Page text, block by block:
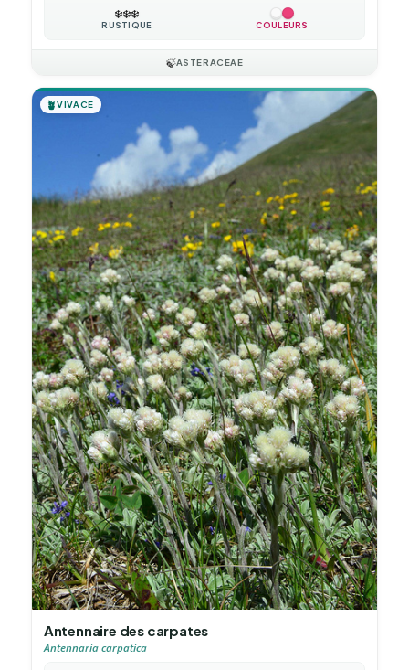
❄️❄️❄️
RUSTIQUE COULEURS
🍃ASTERACEAE
🪴VIVACE
Antennaire des carpates
Antennaria carpatica